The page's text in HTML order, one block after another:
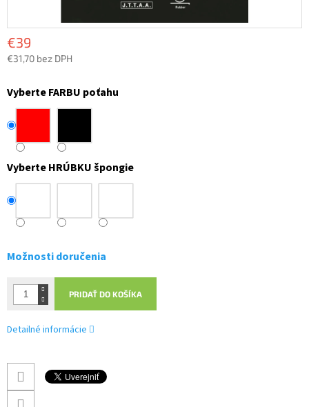
€39
€31,70 bez DPH
cena:
Vyberte FARBU poťahu
Vyberte HRÚBKU špongie
Možnosti doručenia
PRIDAŤ DO KOŠÍKA
Detailné informácie